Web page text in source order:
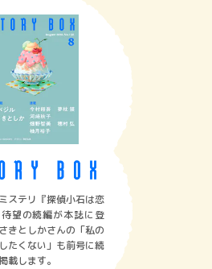
ステリ『探偵小石は恋
望の続編が本誌に登
きとしかさんの「私の
たくない」も前号に続
載します。